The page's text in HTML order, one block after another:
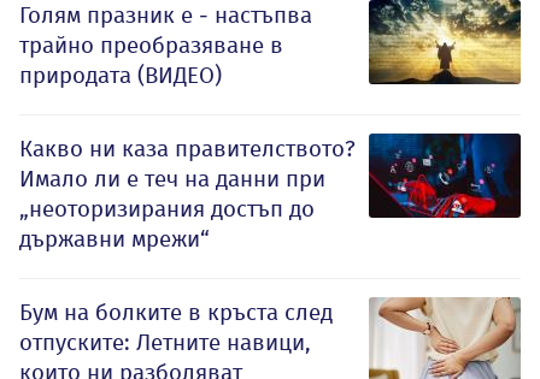
Голям празник е - настъпва
трайно преобразяване в
природата (ВИДЕО)
Какво ни каза правителството?
Имало ли е теч на данни при
„неоторизирания достъп до
държавни мрежи“
Бум на болките в кръста след
отпуските: Летните навици,
които ни разболяват